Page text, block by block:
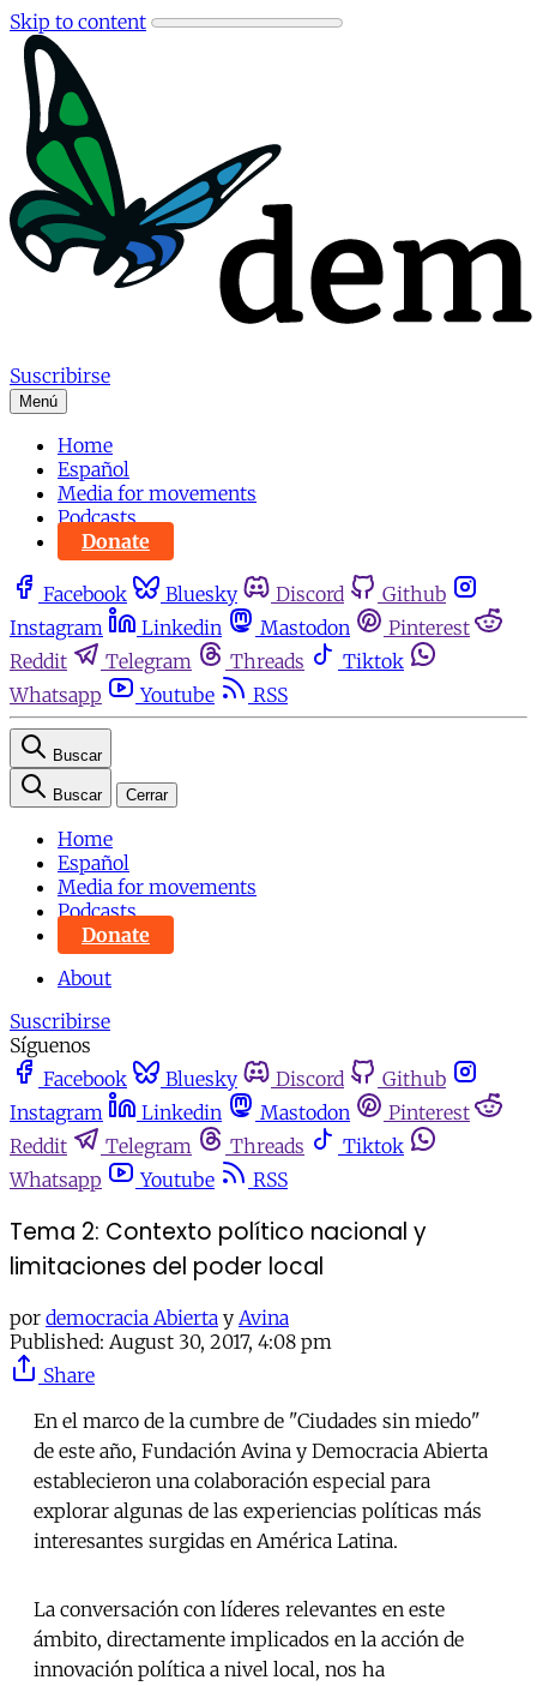
Skip to content
Suscribirse
Menú
Home
Español
Media for movements
Podcasts
Donate
Facebook Bluesky Discord
Github
Instagram
Linkedin Mastodon
Pinterest
Reddit
Telegram Threads
Tiktok
Whatsapp
Youtube RSS
Buscar
Buscar Cerrar
Home
Español
Media for movements
Podcasts
Donate
About
Suscribirse
Síguenos
Facebook
Bluesky Discord
Github
Instagram
Linkedin Mastodon
Pinterest
Reddit
Telegram Threads
Tiktok
Whatsapp
Youtube RSS
Tema 2: Contexto político nacional y
limitaciones del poder local
por democracia Abierta y Avina
Published: August 30, 2017, 4:08 pm
Share
En el marco de la cumbre de "Ciudades sin miedo"
de este año, Fundación Avina y Democracia Abierta
establecieron una colaboración especial para
explorar algunas de las experiencias políticas más
interesantes surgidas en América Latina.
La conversación con líderes relevantes en este
ámbito, directamente implicados en la acción de
innovación política a nivel local, nos ha